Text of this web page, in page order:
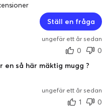
Ställ en fråga
ungefär ett år sedan
0
0
så här mäktig mugg ?
ungefär ett år sedan
1
0